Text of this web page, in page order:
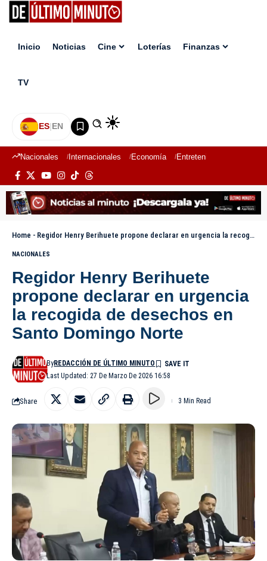
Inicio Noticias Cine Loterías Finanzas
TV
ES|EN
Nacionales Internacionales Economía Entretenimiento
Home - Regidor Henry Berihuete propone declarar en urgencia la recogida de desechos en Santo Domingo Norte
NACIONALES
Regidor Henry Berihuete
propone declarar en urgencia
la recogida de desechos en
Santo Domingo Norte
Last Updated: 27 De Marzo De 2026 16:58
ByREDACCIÓN DE ÚLTIMO MINUTO
Share 3 Min Read